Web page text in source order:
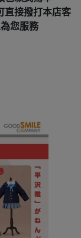
接撥打本店客
為您服務